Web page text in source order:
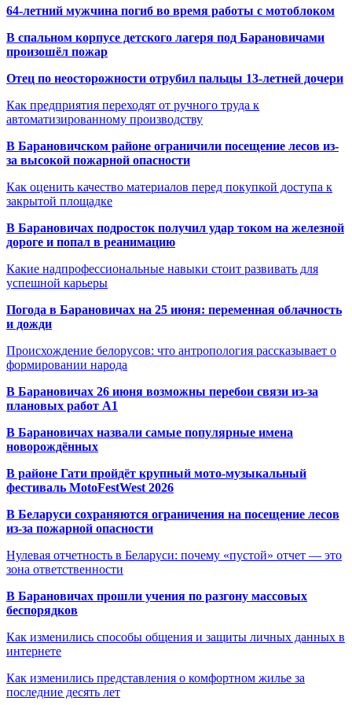
64-летний мужчина погиб во время работы с мотоблоком
В спальном корпусе детского лагеря под Барановичами
произошёл пожар
Отец по неосторожности отрубил пальцы 13-летней дочери
Как предприятия переходят от ручного труда к
автоматизированному производству
В Барановичском районе ограничили посещение лесов из-
за высокой пожарной опасности
Как оценить качество материалов перед покупкой доступа к
закрытой площадке
В Барановичах подросток получил удар током на железной
дороге и попал в реанимацию
Какие надпрофессиональные навыки стоит развивать для
успешной карьеры
Погода в Барановичах на 25 июня: переменная облачность
и дожди
Происхождение белорусов: что антропология рассказывает о
формировании народа
В Барановичах 26 июня возможны перебои связи из-за
плановых работ A1
В Барановичах назвали самые популярные имена
новорождённых
В районе Гати пройдёт крупный мото-музыкальный
фестиваль MotoFestWest 2026
В Беларуси сохраняются ограничения на посещение лесов
из-за пожарной опасности
Нулевая отчетность в Беларуси: почему «пустой» отчет — это
зона ответственности
В Барановичах прошли учения по разгону массовых
беспорядков
Как изменились способы общения и защиты личных данных в
интернете
Как изменились представления о комфортном жилье за
последние десять лет